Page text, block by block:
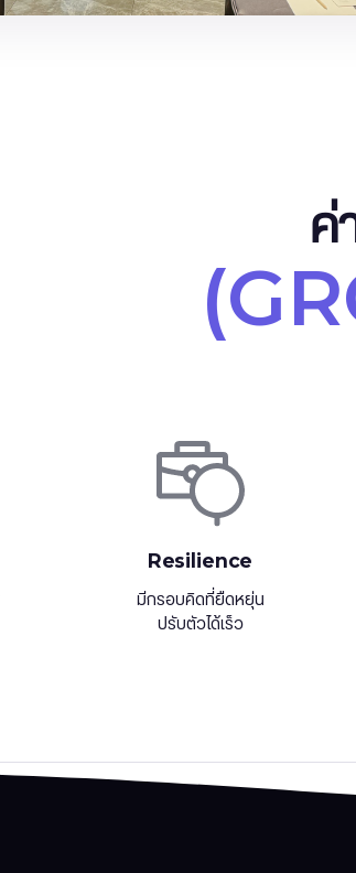
Resilience
มีกรอบคิดที่ยืดหยุ่น
ปรับตัวได้เร็ว